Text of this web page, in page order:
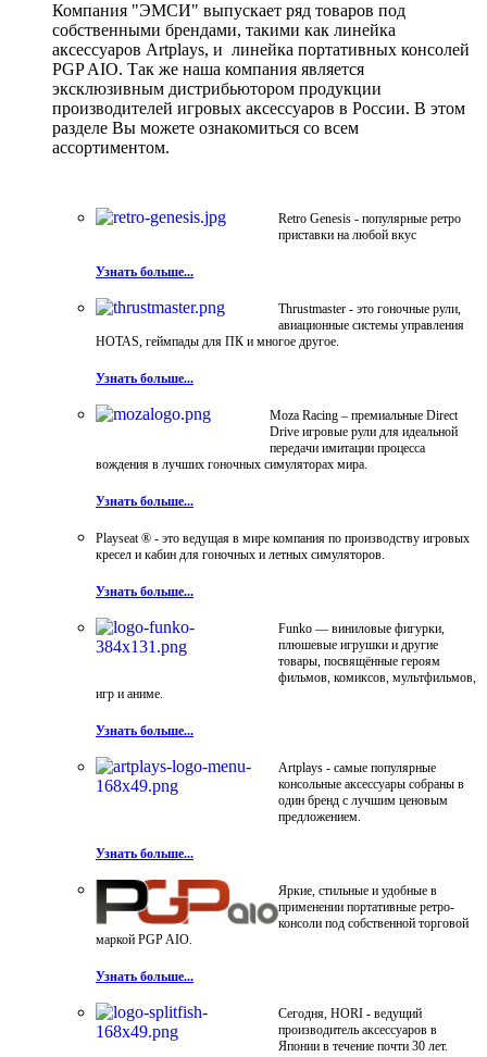
Компания "ЭМСИ" выпускает ряд товаров под
собственными брендами, такими как линейка
аксессуаров Artplays, и линейка портативных консолей
PGP AIO. Так же наша компания является
эксклюзивным дистрибьютором продукции
производителей игровых аксессуаров в России. В этом
разделе Вы можете ознакомиться со всем
ассортиментом.
Retro Genesis - популярные ретро
приставки на любой вкус
Узнать больше...
Thrustmaster - это гоночные рули,
авиационные системы управления
HOTAS, геймпады для ПК и многое другое.
Узнать больше...
Moza Racing – премиальные Direct
Drive игровые рули для идеальной
передачи имитации процесса
вождения в лучших гоночных симуляторах мира.
Узнать больше...
Playseat ® - это ведущая в мире компания по производству игровых
кресел и кабин для гоночных и летных симуляторов.
Узнать больше...
Funko — виниловые фигурки,
плюшевые игрушки и другие
товары, посвящённые героям
фильмов, комиксов, мультфильмов,
игр и аниме.
Узнать больше...
Artplays - самые популярные
консольные аксессуары собраны в
один бренд с лучшим ценовым
предложением.
Узнать больше...
Яркие, стильные и удобные в
применении портативные ретро-
консоли под собственной торговой
маркой PGP AIO.
Узнать больше...
Сегодня, HORI - ведущий
производитель аксессуаров в
Японии в течение почти 30 лет.